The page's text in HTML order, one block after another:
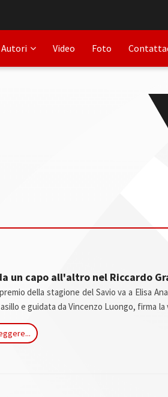
Autori Video Foto
un capo all'altro nel Riccardo
della stagione del Savio va a Elisa
e guidata da Vincenzo Luongo, firma la
in percorso di testa. E’ stata una serata di
Riccardo Grassi – Trofeo Romagna